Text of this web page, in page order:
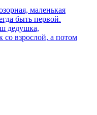
маленькая
быть первой.
дедушка,
со взрослой, а потом